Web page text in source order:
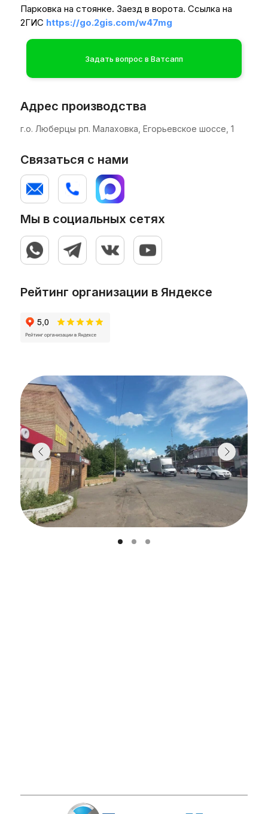
Парковка на стоянке. Заезд в ворота. Ссылка на
2ГИС https://go.2gis.com/w47mg
Мы в социальных сетях
Связаться с нами
Рейтинг организации в Яндексе
г.о. Люберцы рп. Малаховка, Егорьевское шоссе, 1
Адрес производства
Задать вопрос в Ватсапп